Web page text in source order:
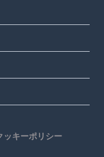
ッキーポリシー